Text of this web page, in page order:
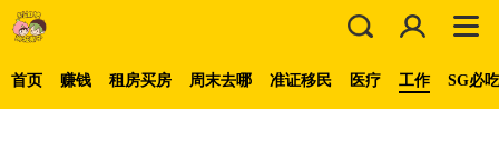
首页 赚钱 租房买房 周末去哪 准证移民 医疗 工作 SG必